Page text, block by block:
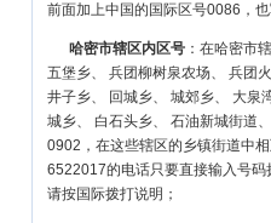
前面加上中国的国际区号0086，
哈密市辖区内区号 ：在哈密市
五堡乡、 兵团柳树泉农场、 兵团
井子乡、 回城乡、 城郊乡、 大泉
城乡、 白石头乡、 石油新城街道
0902，在这些辖区的乡镇街道中
6522017的电话只要直接输入号
请按国际拨打说明；